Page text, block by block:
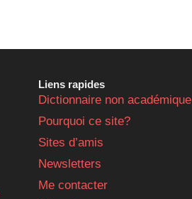
Liens rapides
Dictionnaire non académique
Pourquoi ce site?
Sites d’amis
Newsletters
Me contacter